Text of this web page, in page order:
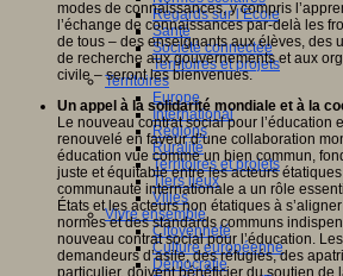
Regards sur l’Ecole
Santé
Société connectée
Territoires et projets
Territoires
Europe
International
Régions
Ruralité
Territoires et projets
Tiers lieux
Villes
Vivre ensemble
Citoyenneté
Culture européenne
Démocratie
modes de connaissances, y compris
l’échange de connaissances par-delà les
de tous – des enseignants aux élèves, des
de recherche aux gouvernements et aux
civile – seront les bienvenues.
Un appel à la solidarité mondiale et à la
Le nouveau contrat social pour l’éducation
renouvelé en faveur d’une collaboration
éducation vue comme un bien commun,
juste et équitable entre les acteurs
communauté internationale a un rôle
États et les acteurs non étatiques à
normes et des standards communs
nouveau contrat social pour l’éducation.
demandeurs d’asile, des réfugiés, des
particulier, doivent bénéficier du soutien de